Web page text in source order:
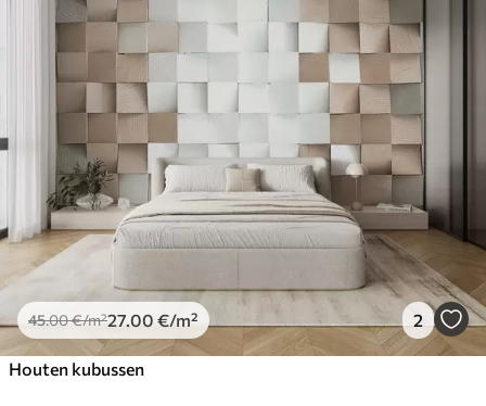
45.00€/m²27.00 €/m² 2
Houten kubussen